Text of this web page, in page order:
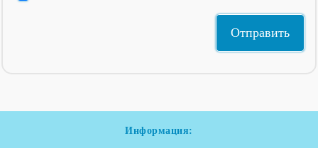
Информация: